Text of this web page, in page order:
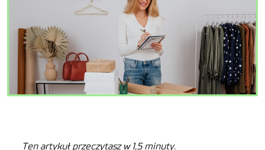
Ten artykuł przeczytasz w 1,5 minuty.